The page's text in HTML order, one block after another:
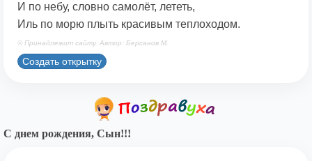
И по небу, словно самолёт, лететь,
Иль по морю плыть красивым теплоходом.
© Принадлежит сайту. Автор: Берсанов М.
Создать открытку
С днем рождения, Сын!!!